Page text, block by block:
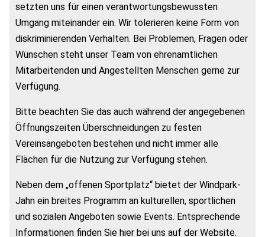
setzten uns für einen verantwortungsbewussten
Umgang miteinander ein. Wir tolerieren keine Form von
diskriminierenden Verhalten. Bei Problemen, Fragen oder
Wünschen steht unser Team von ehrenamtlichen
Mitarbeitenden und Angestellten Menschen gerne zur
Verfügung.
Bitte beachten Sie das auch während der angegebenen
Öffnungszeiten Überschneidungen zu festen
Vereinsangeboten bestehen und nicht immer alle
Flächen für die Nutzung zur Verfügung stehen.
Neben dem „offenen Sportplatz“ bietet der Windpark-
Jahn ein breites Programm an kulturellen, sportlichen
und sozialen Angeboten sowie Events. Entsprechende
Informationen finden Sie hier bei uns auf der Website.